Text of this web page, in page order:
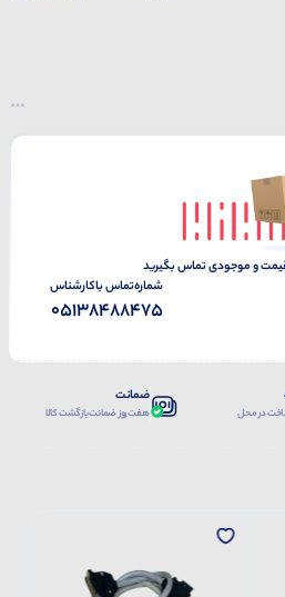
و موجودی تماس بگیرید
شماره‌تماس‌ با‌کارشناس
05138488475
در محل
ضمانت
هفت روز ضمانت بازگشت کالا